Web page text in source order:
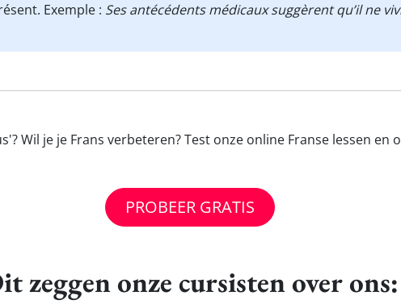
Exemple : Ses antécédents médicaux suggèrent qu’il ne
Wil je je Frans verbeteren? Test onze online Franse lessen
PROBEER GRATIS
zeggen onze cursisten over ons: